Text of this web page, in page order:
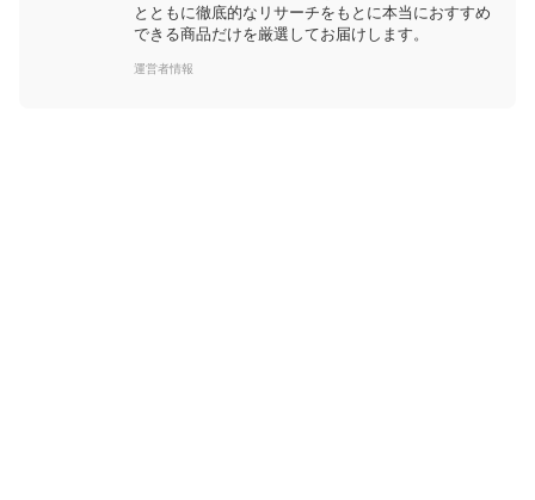
とともに徹底的なリサーチをもとに本当におすすめ
できる商品だけを厳選してお届けします。
運営者情報